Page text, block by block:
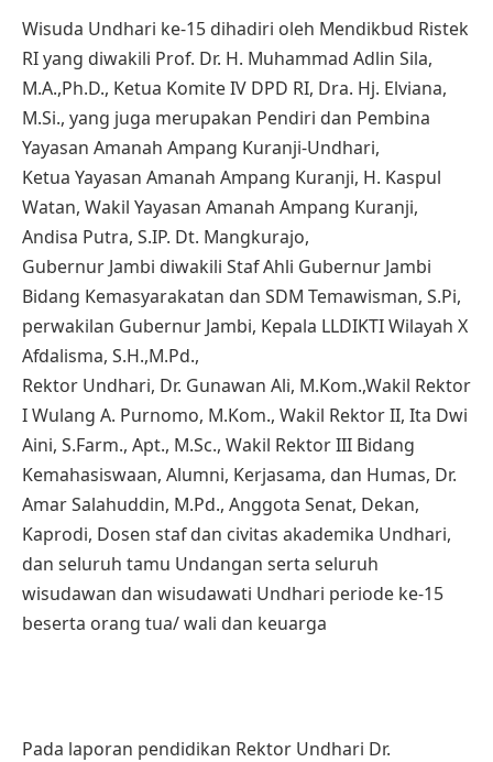
Wisuda Undhari ke-15 dihadiri oleh Mendikbud Ristek
RI yang diwakili Prof. Dr. H. Muhammad Adlin Sila,
M.A.,Ph.D., Ketua Komite IV DPD RI, Dra. Hj. Elviana,
M.Si., yang juga merupakan Pendiri dan Pembina
Yayasan Amanah Ampang Kuranji-Undhari,
Ketua Yayasan Amanah Ampang Kuranji, H. Kaspul
Watan, Wakil Yayasan Amanah Ampang Kuranji,
Andisa Putra, S.IP. Dt. Mangkurajo,
Gubernur Jambi diwakili Staf Ahli Gubernur Jambi
Bidang Kemasyarakatan dan SDM Temawisman, S.Pi,
perwakilan Gubernur Jambi, Kepala LLDIKTI Wilayah X
Afdalisma, S.H.,M.Pd.,
Rektor Undhari, Dr. Gunawan Ali, M.Kom.,Wakil Rektor
I Wulang A. Purnomo, M.Kom., Wakil Rektor II, Ita Dwi
Aini, S.Farm., Apt., M.Sc., Wakil Rektor III Bidang
Kemahasiswaan, Alumni, Kerjasama, dan Humas, Dr.
Amar Salahuddin, M.Pd., Anggota Senat, Dekan,
Kaprodi, Dosen staf dan civitas akademika Undhari,
dan seluruh tamu Undangan serta seluruh
wisudawan dan wisudawati Undhari periode ke-15
beserta orang tua/ wali dan keuarga
Pada laporan pendidikan Rektor Undhari Dr.